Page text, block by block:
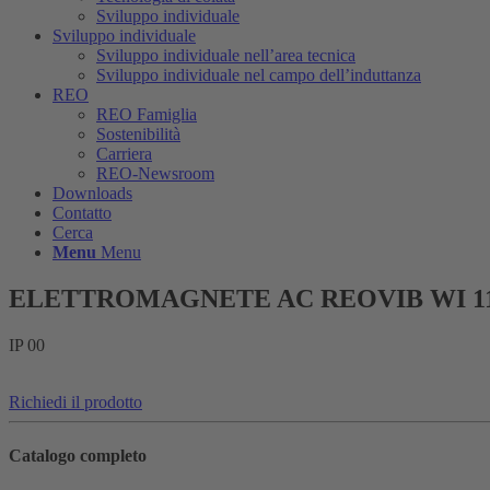
Sviluppo individuale
Sviluppo individuale
Sviluppo individuale nell’area tecnica
Sviluppo individuale nel campo dell’induttanza
REO
REO Famiglia
Sostenibilità
Carriera
REO-Newsroom
Downloads
Contatto
Cerca
Menu Menu
ELETTROMAGNETE AC REOVIB WI
IP 00
Richiedi il prodotto
Catalogo completo